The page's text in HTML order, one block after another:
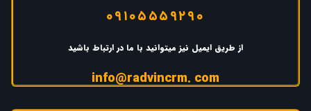
۰۹۱۰۵۵۵۹۲۹۰
از طریق ایمیل نیز میتوانید با ما در ارتباط باشید
info@radvincrm. com